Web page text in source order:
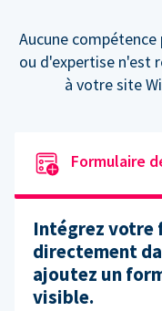
Aucune
ou d'expertise n'est
à votre site
Formulaire
Intégrez votre
directement
ajoutez un
visible.